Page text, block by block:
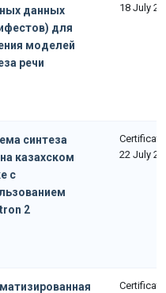
данных
для
моделей
речи
18 July
синтеза
казахском
с
2
22 July